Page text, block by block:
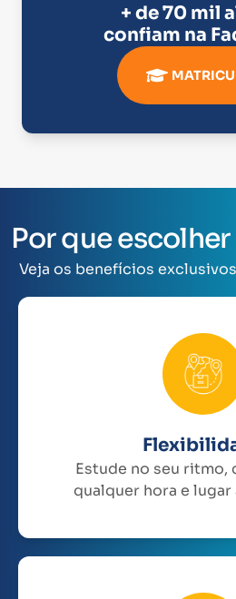
+ de 70 mil
confiam na
Por que
Veja os benefícios
Estude no seu ritmo,
qualquer hora e